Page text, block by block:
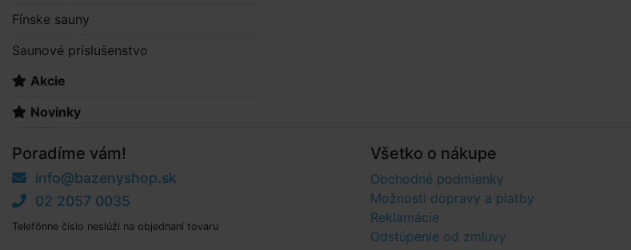
Fínske sauny
Saunové príslušenstvo
Akcie
Novinky
Poradíme vám!
info@bazenyshop.sk
02 2057 0035
Telefónne číslo neslúži na objednaní tovaru
Všetko o nákupe
Obchodné podmienky
Možnosti dopravy a platby
Reklamácie
Odstúpenie od zmluvy